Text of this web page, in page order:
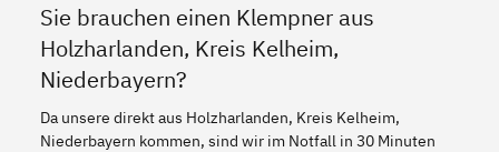
Sie brauchen einen Klempner aus
Holzharlanden, Kreis Kelheim,
Niederbayern?
Da unsere direkt aus Holzharlanden, Kreis Kelheim,
Niederbayern kommen, sind wir im Notfall in 30 Minuten